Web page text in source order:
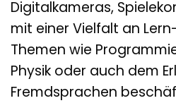
Digitalkameras,
mit einer Vielfalt an
Themen wie
Physik oder auch dem
Fremdsprachen